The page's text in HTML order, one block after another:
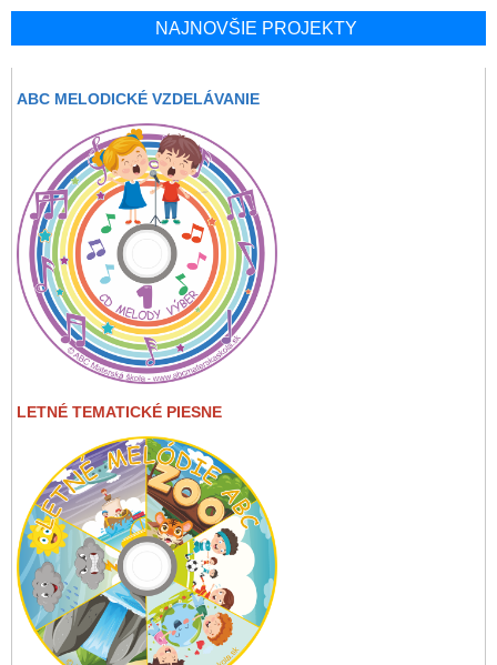
NAJNOVŠIE PROJEKTY
ABC MELODICKÉ VZDELÁVANIE
LETNÉ TEMATICKÉ PIESNE